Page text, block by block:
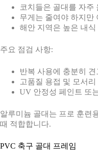
코치들은 골대를 자주
무게는 줄여야 하지만
해안 지역은 높은 내
주요 점검 사항:
반복 사용에 충분히
고품질 용접 및 모서리
UV 안정성 페인트 또
알루미늄 골대는 프로 훈련
때 적합합니다.
PVC 축구 골대 프레임